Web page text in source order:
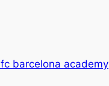
fc barcelona academy